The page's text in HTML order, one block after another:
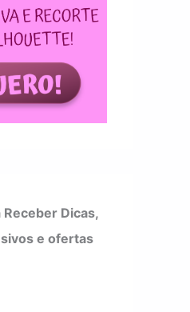
Dicas,
e ofertas